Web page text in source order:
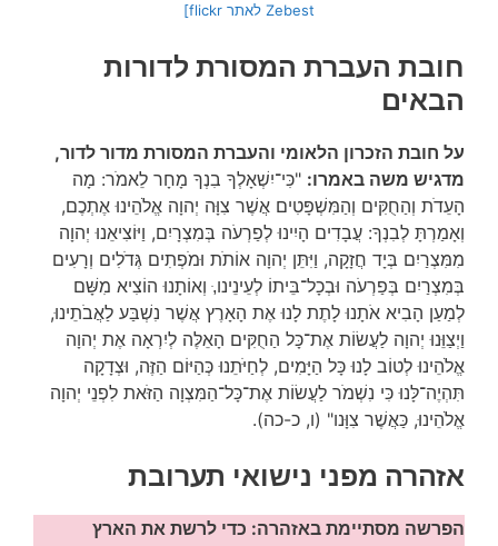
Zebest לאתר flickr]
חובת העברת המסורת לדורות
הבאים
על חובת הזכרון הלאומי והעברת המסורת מדור לדור,
מדגיש משה באמרו: "כִּי־יִשְׁאָלְךָ בִנְךָ מָחָר לֵאמֹר: מָה
הָעֵדֹת וְהַחֻקִּים וְהַמִּשְׁפָּטִים אֲשֶׁר צִוָּה יְהוָה אֱלֹהֵינוּ אֶתְכֶם,
וְאָמַרְתָּ לְבִנְךָ: עֲבָדִים הָיִינוּ לְפַרְעֹה בְּמִצְרָיִם, וַיּוֹצִיאֵנוּ יְהוָה
מִמִּצְרַיִם בְּיָד חֲזָקָה, וַיִּתֵּן יְהוָה אוֹתֹת וּמֹפְתִים גְּדֹלִים וְרָעִים
בְּמִצְרַיִם בְּפַרְעֹה וּבְכָל־בֵּיתוֹ לְעֵינֵינו,ּ וְאוֹתָנוּ הוֹצִיא מִשָּׁם
לְמַעַן הָבִיא אֹתָנוּ לָתֶת לָנוּ אֶת הָאָרֶץ אֲשֶׁר נִשְׁבַּע לַאֲבֹתֵינוּ,
וַיְצַוֵּנוּ יְהוָה לַעֲשׂוֹת אֶת־כָּל הַחֻקִּים הָאֵלֶּה לְיִרְאָה אֶת יְהוָה
אֱלֹהֵינוּ לְטוֹב לָנוּ כָּל הַיָּמִים, לְחַיֹּתֵנוּ כְּהַיּוֹם הַזֶּה, וּצְדָקָה
תִּהְיֶה־לָּנוּ כִּי נִשְׁמֹר לַעֲשׂוֹת אֶת־כָּל־הַמִּצְוָה הַזֹּאת לִפְנֵי יְהוָה
אֱלֹהֵינוּ, כַּאֲשֶׁר צִוָּנו" (ו, כ-כה).
אזהרה מפני נישואי תערובת
הפרשה מסתיימת באזהרה: כדי לרשת את הארץ